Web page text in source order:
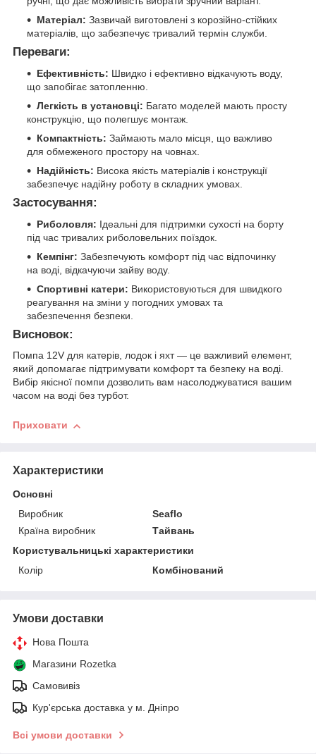
Матеріал: Зазвичай виготовлені з корозійно-стійких
матеріалів, що забезпечує тривалий термін служби.
Переваги:
Ефективність: Швидко і ефективно відкачують воду,
що запобігає затопленню.
Легкість в установці: Багато моделей мають просту
конструкцію, що полегшує монтаж.
Компактність: Займають мало місця, що важливо
для обмеженого простору на човнах.
Надійність: Висока якість матеріалів і конструкції
забезпечує надійну роботу в складних умовах.
Застосування:
Риболовля: Ідеальні для підтримки сухості на борту
під час тривалих риболовельних поїздок.
Кемпінг: Забезпечують комфорт під час відпочинку
на воді, відкачуючи зайву воду.
Спортивні катери: Використовуються для швидкого
реагування на зміни у погодних умовах та
забезпечення безпеки.
Висновок:
Помпа 12V для катерів, лодок і яхт — це важливий елемент,
який допомагає підтримувати комфорт та безпеку на воді.
Вибір якісної помпи дозволить вам насолоджуватися вашим
часом на воді без турбот.
Приховати
Характеристики
Основні
Виробник
Seaflo
Країна виробник
Тайвань
Користувальницькі характеристики
Колір
Комбінований
Умови доставки
Нова Пошта
Магазини Rozetka
Самовивіз
Кур'єрська доставка у м. Дніпро
Всі умови доставки